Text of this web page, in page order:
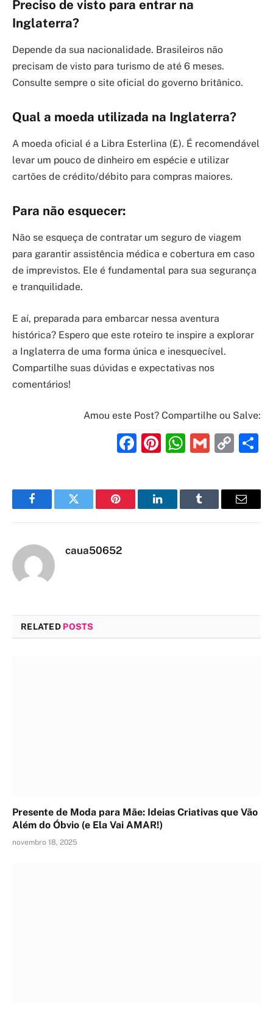
Preciso de visto para entrar na
Inglaterra?
Depende da sua nacionalidade. Brasileiros não
precisam de visto para turismo de até 6 meses.
Consulte sempre o site oficial do governo britânico.
Qual a moeda utilizada na Inglaterra?
A moeda oficial é a Libra Esterlina (£). É recomendável
levar um pouco de dinheiro em espécie e utilizar
cartões de crédito/débito para compras maiores.
Para não esquecer:
Não se esqueça de contratar um seguro de viagem
para garantir assistência médica e cobertura em caso
de imprevistos. Ele é fundamental para sua segurança
e tranquilidade.
E aí, preparada para embarcar nessa aventura
histórica? Espero que este roteiro te inspire a explorar
a Inglaterra de uma forma única e inesquecível.
Compartilhe suas dúvidas e expectativas nos
comentários!
Amou este Post? Compartilhe ou Salve:
Facebook
PinterestGmail
FacebookTwitter Pinterest LinkedInTumblr Email
caua50652
RELATED POSTS
Presente de Moda para Mãe: Ideias Criativas que Vão
Além do Óbvio (e Ela Vai AMAR!)
novembro 18, 2025